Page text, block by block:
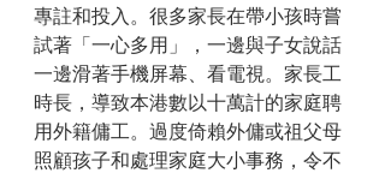
專註和投入。很多家長在帶小孩時嘗
試著「一心多用」，一邊與子女說話
一邊滑著手機屏幕、看電視。家長工
時長，導致本港數以十萬計的家庭聘
用外籍傭工。過度倚賴外傭或祖父母
照顧孩子和處理家庭大小事務，令不